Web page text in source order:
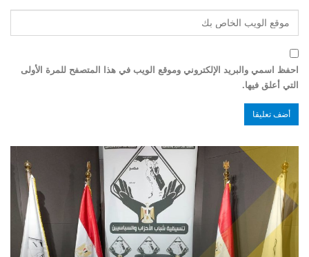
احفظ اسمي والبريد الإلكتروني وموقع الويب في هذا المتصفح للمرة الأولى
التي أعلق فيها.